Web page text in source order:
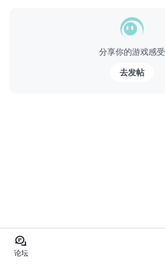
● 引擎滚雷般的雷鸣，响彻您的五脏。
● 推荐但不强制使用网络连接来进行游戏。
分享你的游戏感受
去发帖
论坛